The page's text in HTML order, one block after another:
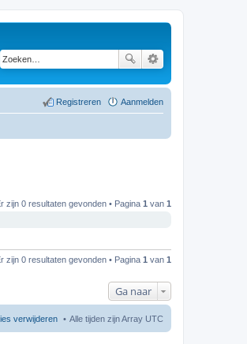
Aanmelden
Registreren
zijn 0 resultaten gevonden • Pagina 1 van 1
zijn 0 resultaten gevonden • Pagina 1 van 1
Ga naar
Alle tijden zijn Array UTC
verwijderen